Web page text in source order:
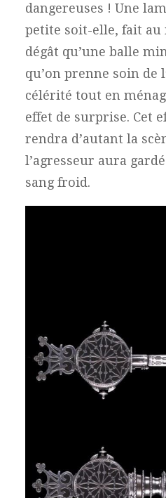
dangereuses ! Une
petite soit-elle, fait au
dégât qu’une balle
qu’on prenne soin de
célérité tout en
effet de surprise. Cet
rendra d’autant la
l’agresseur aura
sang froid.